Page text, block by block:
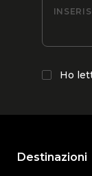
Ho
Destinazioni